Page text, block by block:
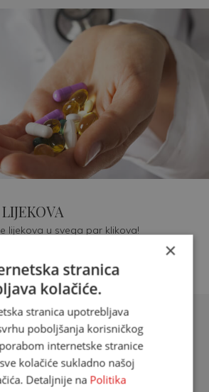
tip 2 = kardiovaskularna
lijekova u svega par klikova!
×
stranica
kolačiće.
stranica upotrebljava
poboljšanja korisničkog
internetske stranice
kolačiće sukladno našoj
Detaljnije na Politika